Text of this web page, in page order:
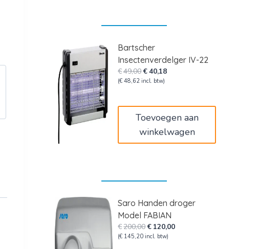
Bartscher
Insectenverdelger IV-22
€49,00Oorspronkelijke
prijs
€40,18Huidige
(€ 48,62 incl. btw)
Toevoegen aan
winkelwagen
Saro Handen droger
Model FABIAN
€200,00Oorspronkelijke
prijs
€ 120,00Huidige
(€ 145,20 incl. btw)